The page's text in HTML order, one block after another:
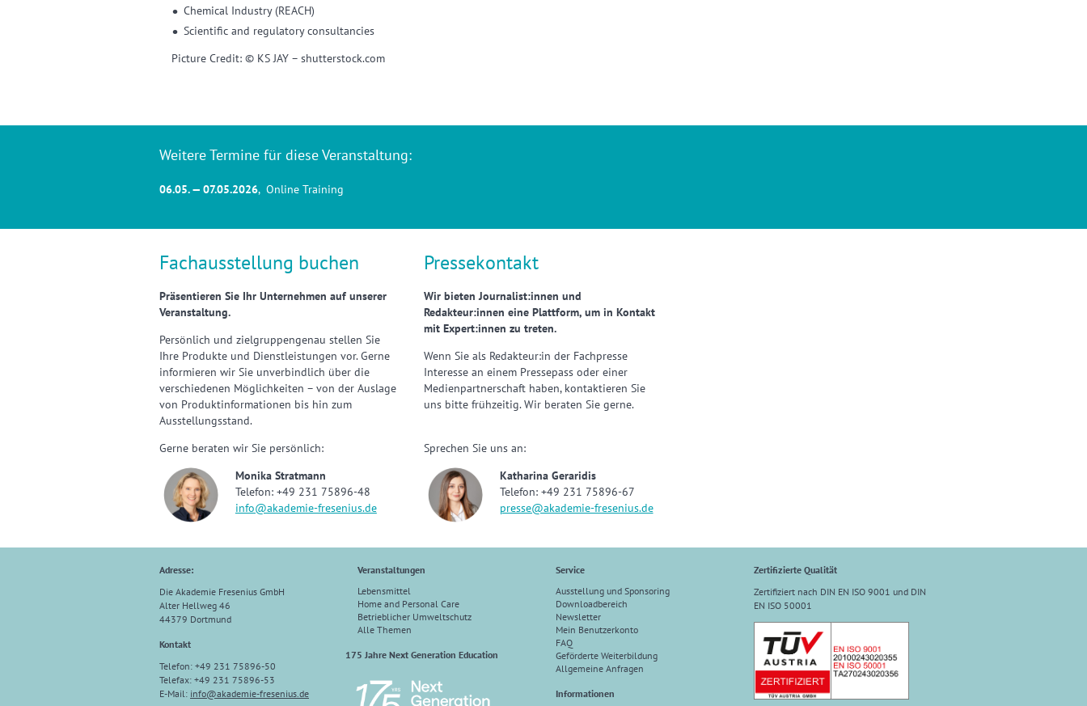
Chemical Industry (REACH)
Scientific and regulatory consultancies
Picture Credit: © KS JAY – shutterstock.com
Weitere Termine für diese Veranstaltung:
06.05. — 07.05.2026, Online Training
Fachausstellung buchen
Präsentieren Sie Ihr Unternehmen auf unserer
Veranstaltung.
Persönlich und zielgruppengenau stellen Sie
Ihre Produkte und Dienstleistungen vor. Gerne
informieren wir Sie unverbindlich über die
verschiedenen Möglichkeiten – von der Auslage
von Produktinformationen bis hin zum
Ausstellungsstand.
Gerne beraten wir Sie persönlich:
Monika Stratmann
Telefon: +49 231 75896-48
info@akademie-fresenius.de
Pressekontakt
Wir bieten Journalist:innen und
Redakteur:innen eine Plattform, um in Kontakt
mit Expert:innen zu treten.
Wenn Sie als Redakteur:in der Fachpresse
Interesse an einem Pressepass oder einer
Medienpartnerschaft haben, kontaktieren Sie
uns bitte frühzeitig. Wir beraten Sie gerne.
Sprechen Sie uns an:
Katharina Geraridis
Telefon: +49 231 75896-67
presse@akademie-fresenius.de
Adresse:
Die Akademie Fresenius GmbH
Alter Hellweg 46
44379 Dortmund
Kontakt
Telefon: +49 231 75896-50
Telefax: +49 231 75896-53
E-Mail: info@akademie-fresenius.de
Veranstaltungen
Lebensmittel
Home and Personal Care
Betrieblicher Umweltschutz
Alle Themen
175 Jahre Next Generation Education
Service
Ausstellung und Sponsoring
Downloadbereich
Newsletter
Mein Benutzerkonto
FAQ
Geförderte Weiterbildung
Allgemeine Anfragen
Informationen
Zertifizierte Qualität
Zertifiziert nach DIN EN ISO 9001 und DIN
EN ISO 50001